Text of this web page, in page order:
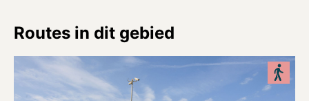
Routes in dit gebied